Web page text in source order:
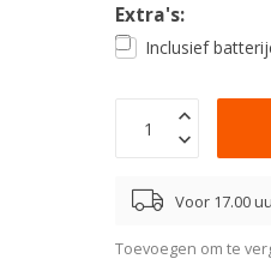
Extra's:
Inclusief
Voor 17.00
Toevoegen om te